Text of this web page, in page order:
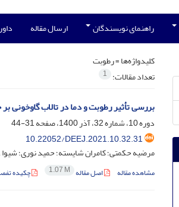
راهنمای نویسندگان ارسال مقاله
کلیدواژه‌ها =رطوبت
تعداد مقالات: 1
بررسی تأثیر رطوبت و دما در تالاب گاوخونی
دوره 10، شماره 32، آذر 1400، صفحه
31-44
10.22052/DEEJ.2021.10.32.31
مرضیه حکمتی؛ کامران شایسته؛ حمید نوری؛
مشاهده مقاله اصل مقاله 1.07 M چکیده